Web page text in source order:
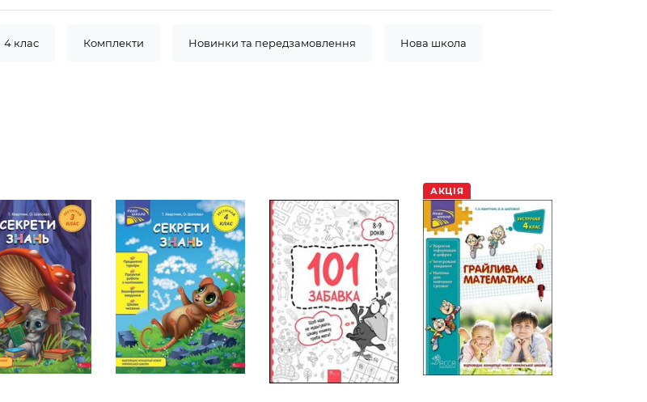
4 клас Комплекти Новинки та передзамовлення Нова школа
АКЦІЯ